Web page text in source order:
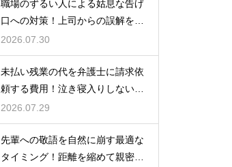
職場のずるい人による姑息な告げ
口への対策！上司からの誤解を解
いて自分の身の潔白を証明する手
順
2026.07.30
未払い残業の代を弁護士に請求依
頼する費用！泣き寝入りしないた
めの知識
2026.07.29
先輩への敬語を自然に崩す最適な
タイミング！距離を縮めて親密な